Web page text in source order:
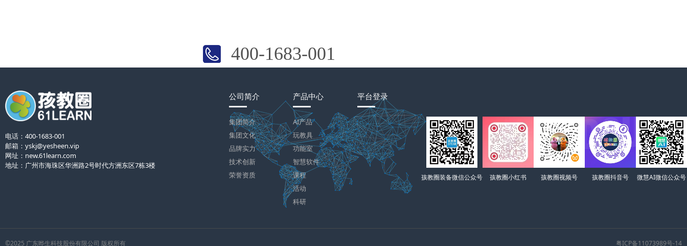
400-1683-001
电话：400-1683-001
邮箱：yskj@yesheen.vip
网址： new.61learn.com
地址：广州市海珠区华洲路2号时代方洲东区7栋3楼
公司简介
集团简介
集团文化
品牌实力
技术创新
荣誉资质
产品中心
AI产品
玩教具
功能室
智慧软件
课程
活动
科研
平台登录
孩教圈装备微信公众号 孩教圈小红书 孩教圈视频号 孩教圈抖音号 微慧AI微信公众号
©2025 广东晔生科技股份有限公司 版权所有 粤ICP备11073989号-14